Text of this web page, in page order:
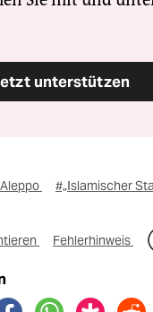
unterstützen
#„Islamischer
Fehlerhinweis